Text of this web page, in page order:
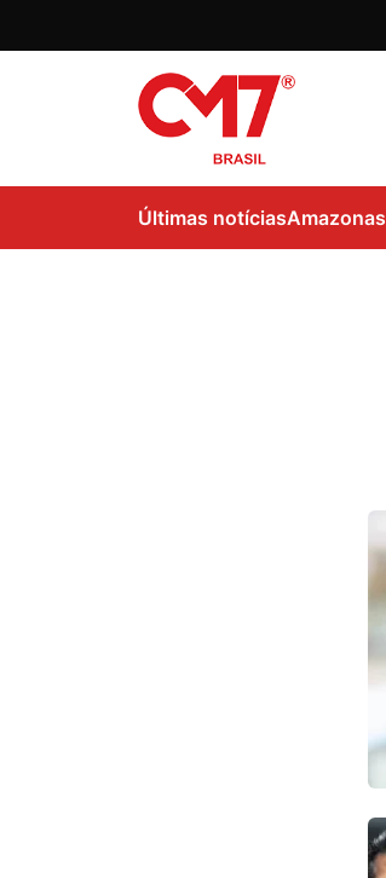
Últimas notíciasAmazonas